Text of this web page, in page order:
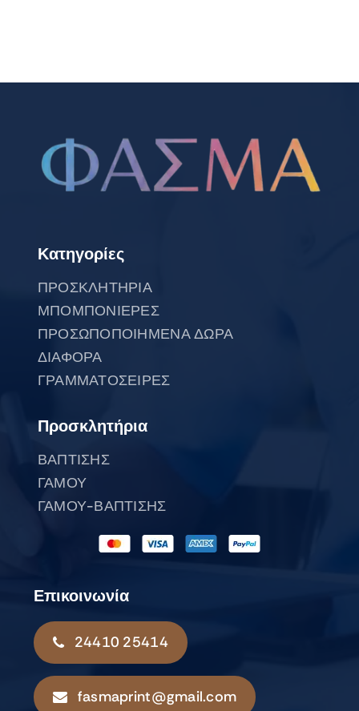
Κατηγορίες
ΠΡΟΣΚΛΗΤΗΡΙΑ
ΜΠΟΜΠΟΝΙΕΡΕΣ
ΠΡΟΣΩΠΟΠΟΙΗΜΕΝΑ ΔΩΡΑ
ΔΙΑΦΟΡΑ
ΓΡΑΜΜΑΤΟΣΕΙΡΕΣ
Προσκλητήρια
ΒΑΠΤΙΣΗΣ
ΓΑΜΟΥ
ΓΑΜΟΥ-ΒΑΠΤΙΣΗΣ
Επικοινωνία
24410 25414
fasmaprint@gmail.com